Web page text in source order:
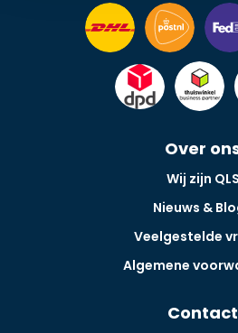
Over
Wij zijn QLS
Nieuws &
Veelgestelde
Algemene
Contact